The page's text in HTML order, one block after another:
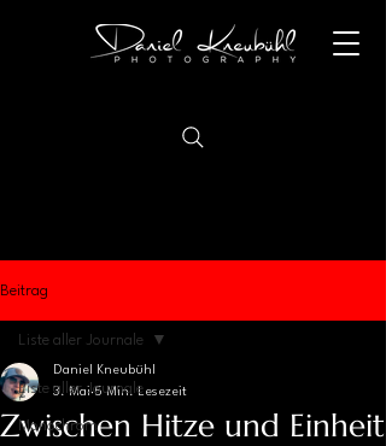
Beitrag
Liste aller Journale
Monochrom
Liste aller Journale
Zwischen Hitze und Einheit
Daniel Kneubühl
3. Mai 5 Min. Lesezeit